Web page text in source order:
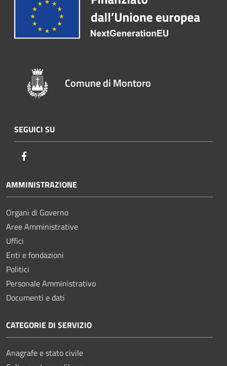
Comune di Montoro
SEGUICI SU
AMMINISTRAZIONE
Organi di Governo
Aree Amministrative
Uffici
Enti e fondazioni
Politici
Personale Amministrativo
Documenti e dati
CATEGORIE DI SERVIZIO
Anagrafe e stato civile